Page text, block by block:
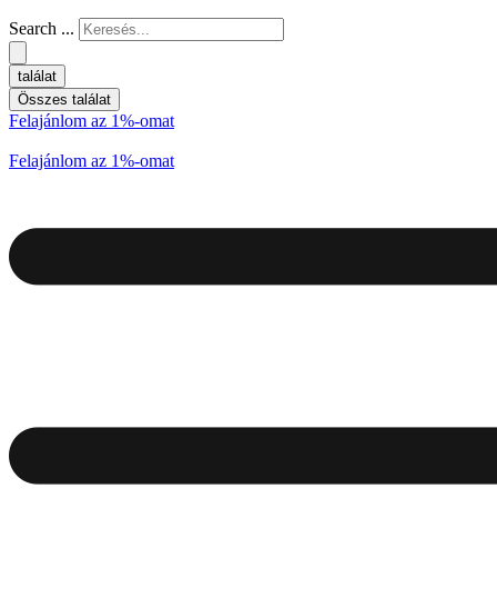
Search ...
találat
Összes találat
Felajánlom az 1%-omat
Felajánlom az 1%-omat